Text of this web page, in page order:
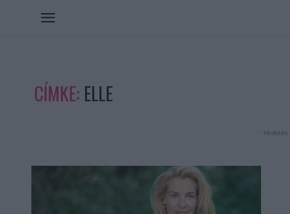
CÍMKE: ELLE
- Hirdetés -